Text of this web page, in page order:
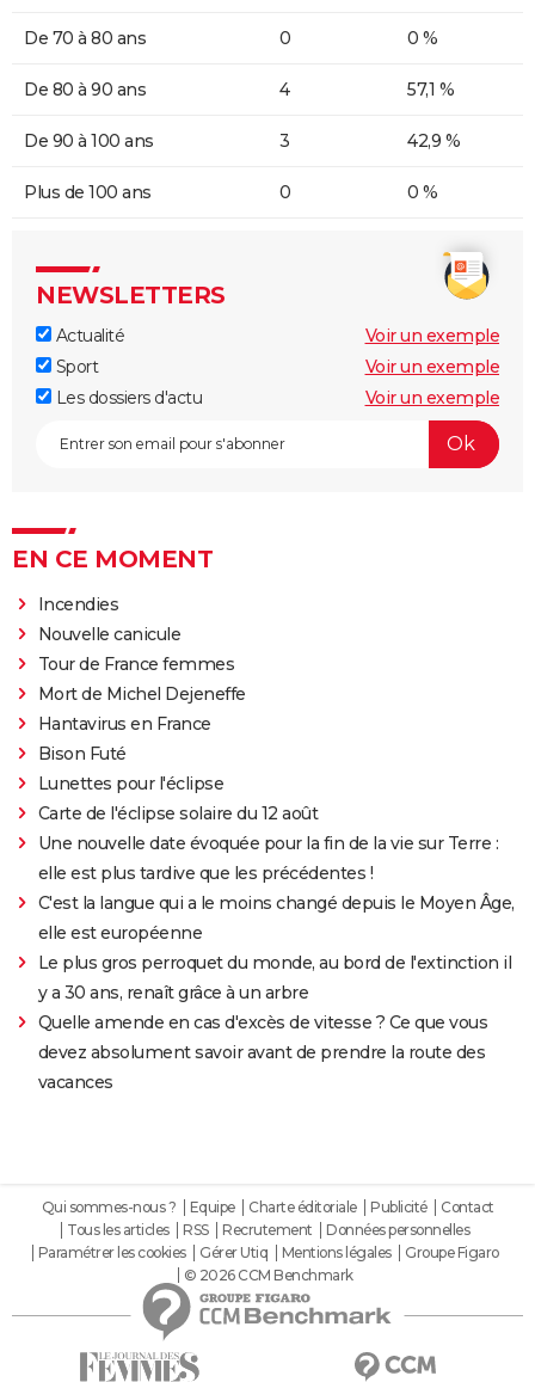
De 70 à 80 ans 0 0 %
De 80 à 90 ans 4 57,1 %
De 90 à 100 ans 3 42,9 %
Plus de 100 ans 0 0 %
NEWSLETTERS
Actualité
Voir un exemple
Sport
Voir un exemple
Les dossiers d'actu
Voir un exemple
EN CE MOMENT
Incendies
Nouvelle canicule
Tour de France femmes
Mort de Michel Dejeneffe
Hantavirus en France
Bison Futé
Lunettes pour l'éclipse
Carte de l'éclipse solaire du 12 août
Une nouvelle date évoquée pour la fin de la vie sur Terre :
elle est plus tardive que les précédentes !
C'est la langue qui a le moins changé depuis le Moyen Âge,
elle est européenne
Le plus gros perroquet du monde, au bord de l'extinction il
y a 30 ans, renaît grâce à un arbre
Quelle amende en cas d'excès de vitesse ? Ce que vous
devez absolument savoir avant de prendre la route des
vacances
Qui sommes-nous ? Equipe Charte éditoriale Publicité
Contact
Tous les articles
RSS Recrutement
Données personnelles
Paramétrer les cookies
Gérer Utiq Mentions légales
Groupe Figaro
© 2026 CCM Benchmark